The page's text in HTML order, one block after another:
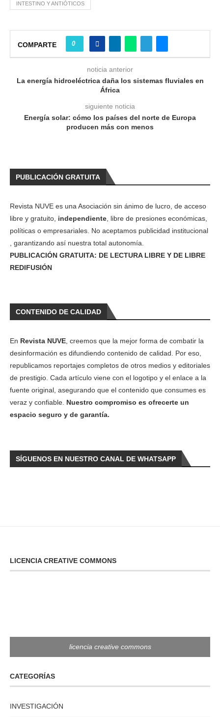
INTESTINO Y ANTIÓTICOS
COMPARTE 0
noticia anterior
La energía hidroeléctrica daña los sistemas fluviales en
África
siguiente noticia
Energía solar: cómo los países del norte de Europa
producen más con menos
PUBLICACIÓN GRATUITA
Revista NUVE es una Asociación sin ánimo de lucro, de acceso
libre y gratuito, independiente, libre de presiones económicas,
políticas o empresariales. No aceptamos publicidad institucional
, garantizando así nuestra total autonomía.
PUBLICACIÓN GRATUITA: DE LECTURA LIBRE Y DE LIBRE
REDIFUSIÓN
CONTENIDO DE CALIDAD
En Revista NUVE, creemos que la mejor forma de combatir la
desinformación es difundiendo contenido de calidad. Por eso,
republicamos reportajes completos de otros medios y editoriales
de prestigio. Cada artículo viene con el logotipo y el enlace a la
fuente original, asegurando que el contenido que consumes es
veraz y confiable. Nuestro compromiso es ofrecerte un
espacio seguro y de garantía.
SÍGUENOS EN NUESTRO CANAL DE WHATSAPP
LICENCIA CREATIVE COMMONS
licencia creative commons
CATEGORÍAS
INVESTIGACIÓN